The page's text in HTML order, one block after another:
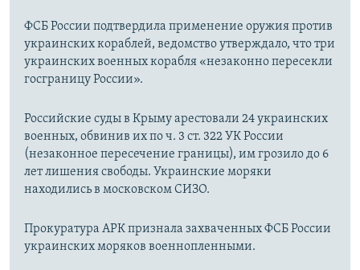
ФСБ России подтвердила применение оружия против
украинских кораблей, ведомство утверждало, что три
украинских военных корабля «незаконно пересекли
госграницу России».
Российские суды в Крыму арестовали 24 украинских
военных, обвинив их по ч. 3 ст. 322 УК России
(незаконное пересечение границы), им грозило до 6
лет лишения свободы. Украинские моряки
находились в московском СИЗО.
Прокуратура АРК признала захваченных ФСБ России
украинских моряков военнопленными.